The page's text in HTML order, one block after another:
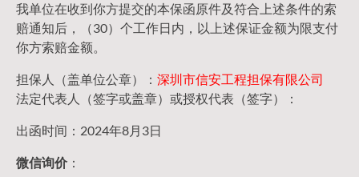
我单位在收到你方提交的本保函原件及符合上述条件的索
赔通知后，（30）个工作日内，以上述保证金额为限支付
你方索赔金额。
担保人（盖单位公章）： 深圳市信安工程担保有限公司
法定代表人（签字或盖章）或授权代表（签字）：
出函时间：2024年8月3日
微信询价：